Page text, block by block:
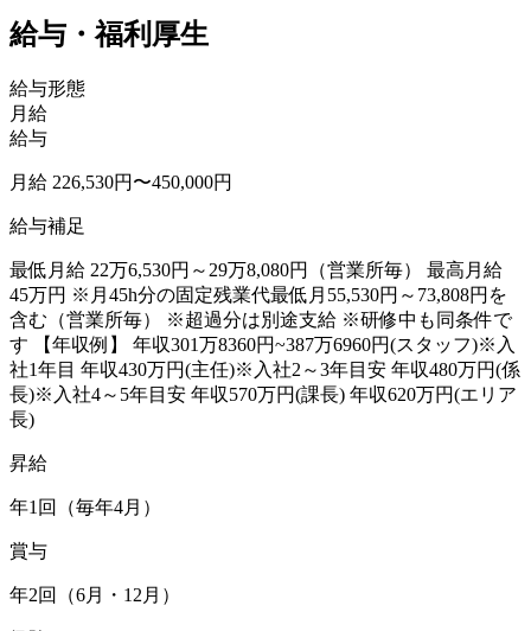
給与・福利厚生
給与形態
月給
給与
月給 226,530円〜450,000円
給与補足
最低月給 22万6,530円～29万8,080円（営業所毎） 最高月給
45万円 ※月45h分の固定残業代最低月55,530円～73,808円を
含む（営業所毎） ※超過分は別途支給 ※研修中も同条件で
す 【年収例】 年収301万8360円~387万6960円(スタッフ)※入
社1年目 年収430万円(主任)※入社2～3年目安 年収480万円(係
長)※入社4～5年目安 年収570万円(課長) 年収620万円(エリア
長)
昇給
年1回（毎年4月）
賞与
年2回（6月・12月）